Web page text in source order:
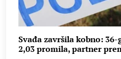
Svađa završila kobno:
2,03 promila, partner